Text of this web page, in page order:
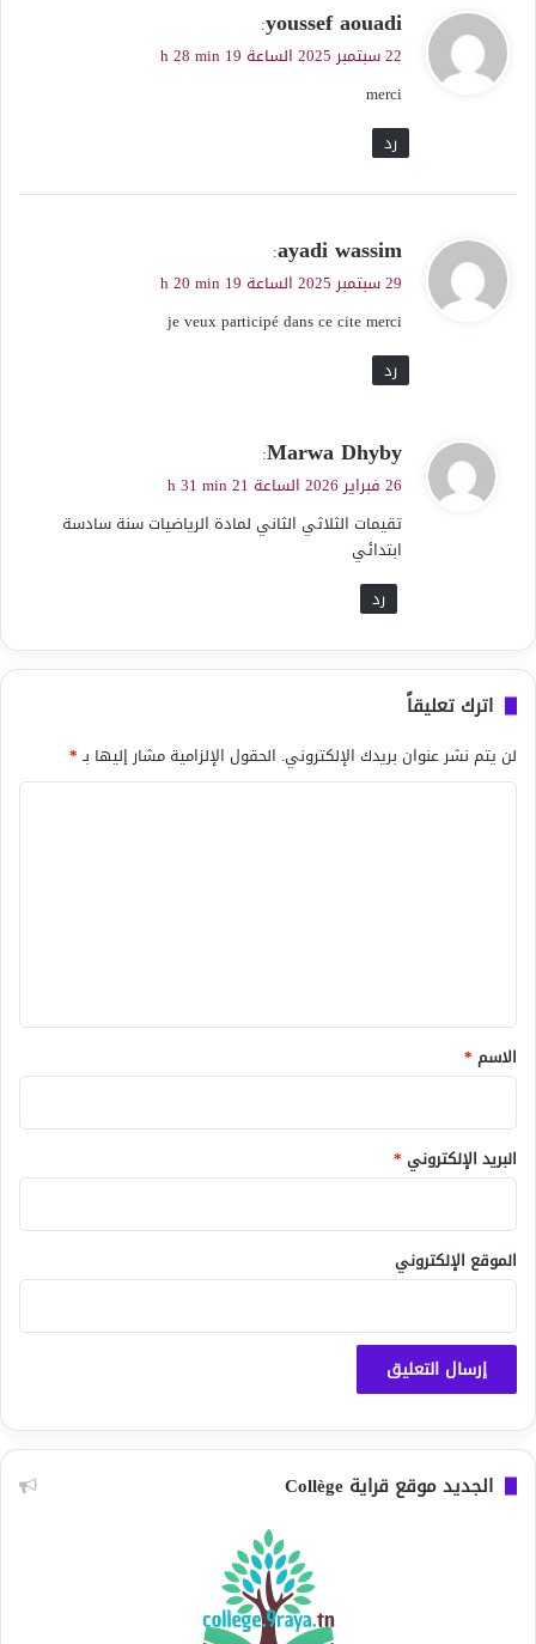
ي
ق
ل
youssef aouadi
:
22 سبتمبر 2025 الساعة 19 h 28 min
merci
رد
ي
ق
ل
ayadi wassim
:
29 سبتمبر 2025 الساعة 19 h 20 min
je veux participé dans ce cite merci
رد
ي
ق
ل
Marwa Dhyby
:
26 فبراير 2026 الساعة 21 h 31 min
تقيمات الثلاثي الثاني لمادة الرياضيات سنة سادسة
ابتدائي
رد
اترك تعليقاً
لن يتم نشر عنوان بريدك الإلكتروني. الحقول الإلزامية مشار إليها بـ*
*
الاسم *
البريد الإلكتروني *
الموقع الإلكتروني
الجديد موقع قراية Collège